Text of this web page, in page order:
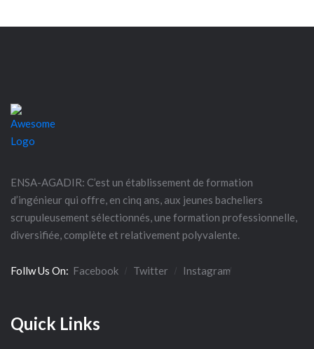
ENSA-AGADIR: C’est un établissement de formation
d’ingénieur qui offre, en cinq ans, aux jeunes bacheliers
scrupuleusement sélectionnés, une formation professionnelle,
diversifiée, complète et relativement polyvalente.
Follw Us On: Facebook Twitter Instagram
Quick Links